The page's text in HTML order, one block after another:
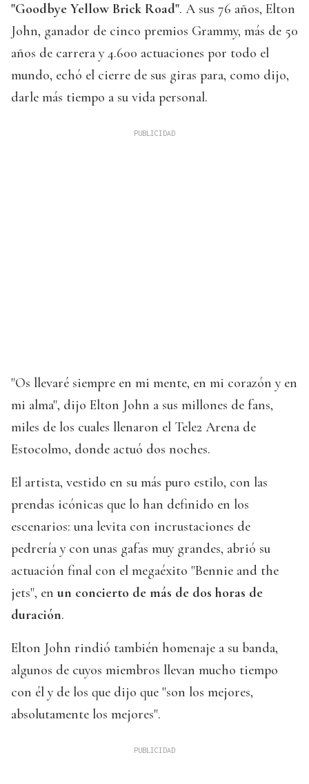
"Goodbye Yellow Brick Road". A sus 76 años, Elton
John, ganador de cinco premios Grammy, más de 50
años de carrera y 4.600 actuaciones por todo el
mundo, echó el cierre de sus giras para, como dijo,
darle más tiempo a su vida personal.
"Os llevaré siempre en mi mente, en mi corazón y en
mi alma", dijo Elton John a sus millones de fans,
miles de los cuales llenaron el Tele2 Arena de
Estocolmo, donde actuó dos noches.
El artista, vestido en su más puro estilo, con las
prendas icónicas que lo han definido en los
escenarios: una levita con incrustaciones de
pedrería y con unas gafas muy grandes, abrió su
actuación final con el megaéxito "Bennie and the
jets", en un concierto de más de dos horas de
duración.
Elton John rindió también homenaje a su banda,
algunos de cuyos miembros llevan mucho tiempo
con él y de los que dijo que "son los mejores,
absolutamente los mejores".